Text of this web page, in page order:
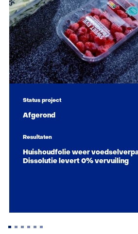
Status project
Afgerond
Resultaten
Huishoudfolie weer
Dissolutie levert 0% vervuiling